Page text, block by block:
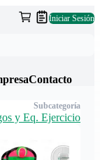
Iniciar Sesión
Contacto
Subcategoría
y Eq. Ejercicio